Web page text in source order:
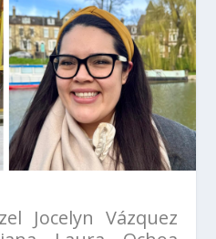
Jocelyn Vázquez